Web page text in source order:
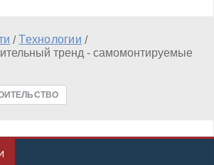
/Технологии /
тренд - самомонтируемые